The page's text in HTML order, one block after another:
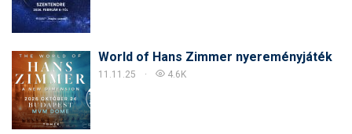
World of Hans Zimmer nyereményjáték
11.11.25 4.6K